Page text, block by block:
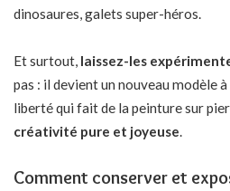
dinosaures, galets super-héros.
Et surtout, laissez-les
pas : il devient un nouveau modèle
liberté qui fait de la peinture sur
créativité pure et joyeuse.
Comment conserver et